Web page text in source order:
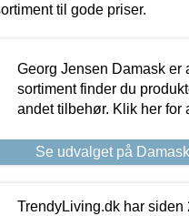
til gode priser.
Georg Jensen Damask er
sortiment finder du
andet tilbehør. Klik her for
Se udvalget på
TrendyLiving.dk har